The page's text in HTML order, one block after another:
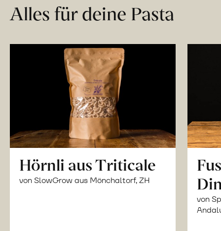
Alles für deine Pasta
Hörnli aus Triticale
von SlowGrow aus Mönchaltorf, ZH
von